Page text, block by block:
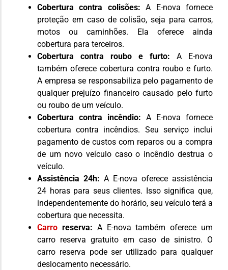
Cobertura contra colisões: A E-nova fornece
proteção em caso de colisão, seja para carros,
motos ou caminhões. Ela oferece ainda
cobertura para terceiros.
Cobertura contra roubo e furto: A E-nova
também oferece cobertura contra roubo e furto.
A empresa se responsabiliza pelo pagamento de
qualquer prejuízo financeiro causado pelo furto
ou roubo de um veículo.
Cobertura contra incêndio: A E-nova fornece
cobertura contra incêndios. Seu serviço inclui
pagamento de custos com reparos ou a compra
de um novo veículo caso o incêndio destrua o
veículo.
Assistência 24h: A E-nova oferece assistência
24 horas para seus clientes. Isso significa que,
independentemente do horário, seu veículo terá a
cobertura que necessita.
Carro reserva: A E-nova também oferece um
carro reserva gratuito em caso de sinistro. O
carro reserva pode ser utilizado para qualquer
deslocamento necessário.